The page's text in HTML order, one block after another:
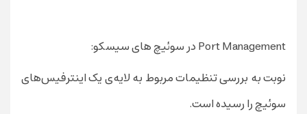
Port Management در سوئیچ های سیسکو:
نوبت به بررسی تنظیمات مربوط به لایه‌ی یک اینترفیس‌های
سوئیچ را رسیده است.